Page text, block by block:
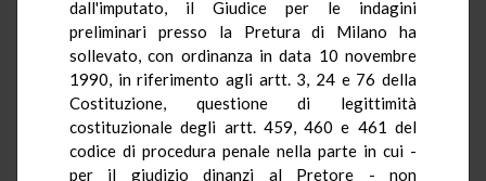
dall'imputato, il Giudice per le indagini
preliminari presso la Pretura di Milano ha
sollevato, con ordinanza in data 10 novembre
1990, in riferimento agli artt. 3, 24 e 76 della
Costituzione, questione di legittimità
costituzionale degli artt. 459, 460 e 461 del
codice di procedura penale nella parte in cui -
per il giudizio dinanzi al Pretore - non